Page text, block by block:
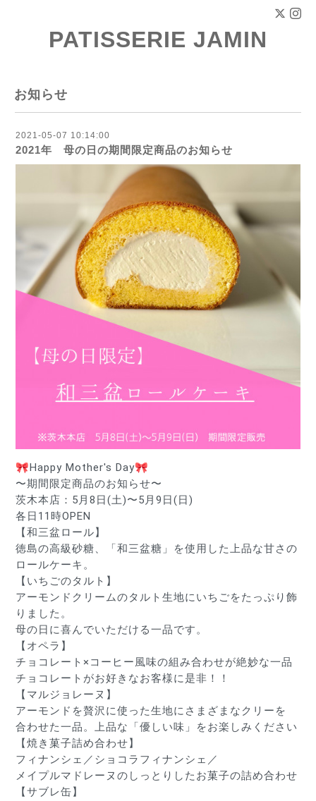
PATISSERIE JAMIN
お知らせ
2021-05-07 10:14:00
2021年 母の日の期間限定商品のお知らせ
🎀Happy Mother's Day🎀
〜期間限定商品のお知らせ〜
茨木本店：5月8日(土)〜5月9日(日)
各日11時OPEN
【和三盆ロール】
徳島の高級砂糖、「和三盆糖」を使用した上品な甘さの
ロールケーキ。
【いちごのタルト】
アーモンドクリームのタルト生地にいちごをたっぷり飾
りました。
母の日に喜んでいただける一品です。
【オペラ】
チョコレート×コーヒー風味の組み合わせが絶妙な一品
チョコレートがお好きなお客様に是非！！
【マルジョレーヌ】
アーモンドを贅沢に使った生地にさまざまなクリーを
合わせた一品。上品な「優しい味」をお楽しみください
【焼き菓子詰め合わせ】
フィナンシェ／ショコラフィナンシェ／
メイプルマドレーヌのしっとりしたお菓子の詰め合わせ
【サブレ缶】